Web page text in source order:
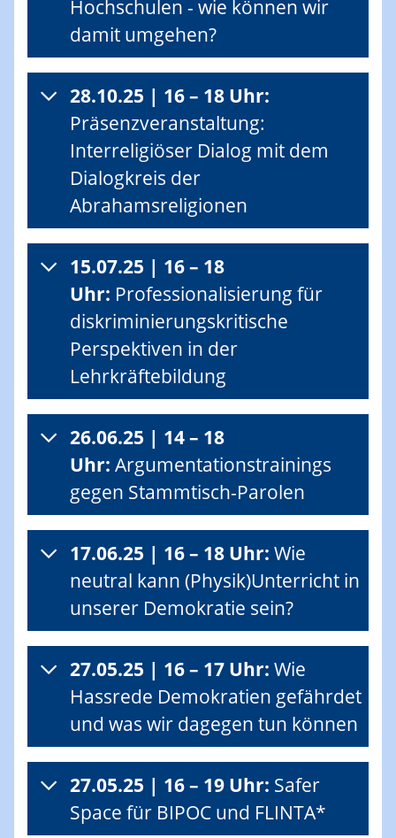
Hochschulen - wie können wir
damit umgehen?
28.10.25 | 16 – 18 Uhr:
Präsenzveranstaltung:
Interreligiöser Dialog mit dem
Dialogkreis der
Abrahamsreligionen
15.07.25 | 16 – 18
Uhr: Professionalisierung für
diskriminierungskritische
Perspektiven in der
Lehrkräftebildung
26.06.25 | 14 – 18
Uhr: Argumentationstrainings
gegen Stammtisch-Parolen
17.06.25 | 16 – 18 Uhr: Wie
neutral kann (Physik)Unterricht in
unserer Demokratie sein?
27.05.25 | 16 – 17 Uhr: Wie
Hassrede Demokratien gefährdet
und was wir dagegen tun können
27.05.25 | 16 – 19 Uhr: Safer
Space für BIPOC und FLINTA*